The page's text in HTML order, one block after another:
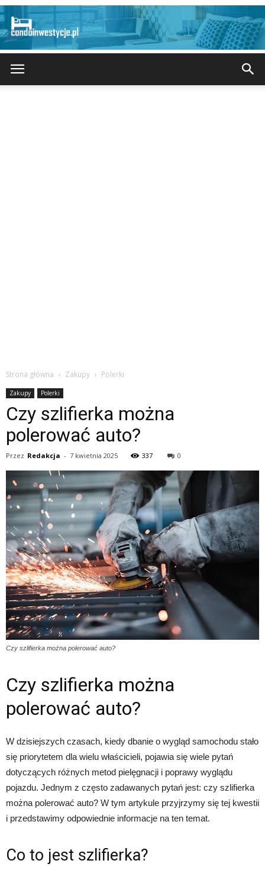
Strona główna Zakupy Polerki
Zakupy Polerki
Czy szlifierka można
polerować auto?
Przez Redakcja - 7 kwietnia 2025 337 0
Czy szlifierka można polerować auto?
Czy szlifierka można
polerować auto?
W dzisiejszych czasach, kiedy dbanie o wygląd samochodu stało
się priorytetem dla wielu właścicieli, pojawia się wiele pytań
dotyczących różnych metod pielęgnacji i poprawy wyglądu
pojazdu. Jednym z często zadawanych pytań jest: czy szlifierka
można polerować auto? W tym artykule przyjrzymy się tej kwestii
i przedstawimy odpowiednie informacje na ten temat.
Co to jest szlifierka?